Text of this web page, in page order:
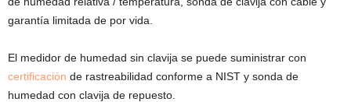
garantía limitada de por vida.
El medidor de humedad sin clavija se puede suministrar con
certificación de rastreabilidad conforme a NIST y sonda de
humedad con clavija de repuesto.